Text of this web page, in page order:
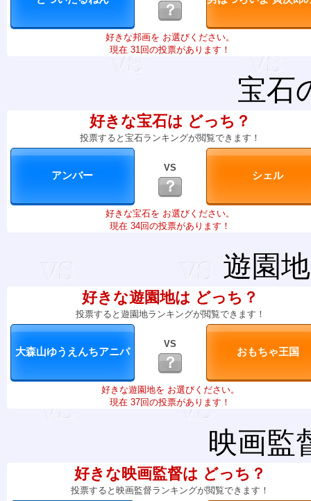
？
好きな邦画を お選びください。
現在 31回の投票があります！
宝石
好きな宝石は どっち？
投票すると宝石ランキングが閲覧できます！
VS
？
好きな宝石を お選びください。
現在 34回の投票があります！
遊園
好きな遊園地は どっち？
投票すると遊園地ランキングが閲覧できます！
VS
？
好きな遊園地を お選びください。
現在 37回の投票があります！
映画監
好きな映画監督は どっち？
投票すると映画監督ランキングが閲覧できます！